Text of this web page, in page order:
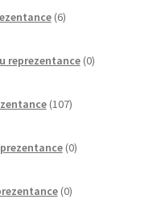
6izdelkov
reprezentance 0izdelkov
107izdelkov
0izdelkov
0